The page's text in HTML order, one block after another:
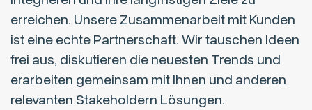
erreichen. Unsere Zusammenarbeit mit Kunden
ist eine echte Partnerschaft. Wir tauschen Ideen
frei aus, diskutieren die neuesten Trends und
erarbeiten gemeinsam mit Ihnen und anderen
relevanten Stakeholdern Lösungen.